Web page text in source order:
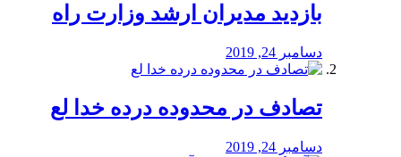
بازدید مدیران ارشد وزارت راه
دسامبر 24, 2019
تصادف در محدوده درده خدا لع
دسامبر 24, 2019